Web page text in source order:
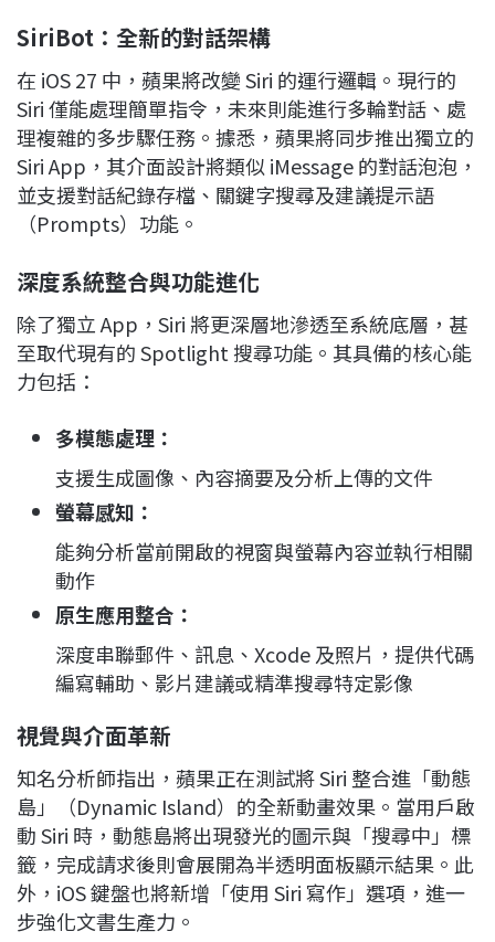
SiriBot ：全新的對話架構
在 iOS 27 中，蘋果將改變 Siri 的運行邏輯。現行的
Siri 僅能處理簡單指令，未來則能進行多輪對話、處
理複雜的多步驟任務。據悉，蘋果將同步推出獨立的
Siri App，其介面設計將類似 iMessage 的對話泡泡，
並支援對話紀錄存檔、關鍵字搜尋及建議提示語
（Prompts）功能。
深度系統整合與功能進化
除了獨立 App，Siri 將更深層地滲透至系統底層，甚
至取代現有的 Spotlight 搜尋功能。其具備的核心能
力包括：
多模態處理：
支援生成圖像、內容摘要及分析上傳的文件
螢幕感知：
能夠分析當前開啟的視窗與螢幕內容並執行相關
動作
原生應用整合：
深度串聯郵件、訊息、Xcode 及照片，提供代碼
編寫輔助、影片建議或精準搜尋特定影像
視覺與介面革新
知名分析師指出，蘋果正在測試將 Siri 整合進「動態
島」（Dynamic Island）的全新動畫效果。當用戶啟
動 Siri 時，動態島將出現發光的圖示與「搜尋中」標
籤，完成請求後則會展開為半透明面板顯示結果。此
外，iOS 鍵盤也將新增「使用 Siri 寫作」選項，進一
步強化文書生產力。